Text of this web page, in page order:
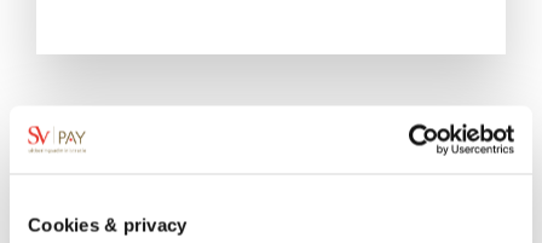
Cookies & privacy